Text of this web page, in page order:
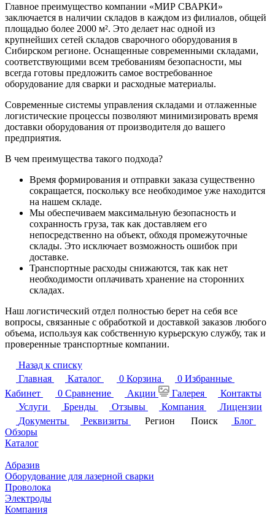
Главное преимущество компании «МИР СВАРКИ»
заключается в наличии складов в каждом из филиалов, общей
площадью более 2000 м². Это делает нас одной из
крупнейших сетей складов сварочного оборудования в
Сибирском регионе. Оснащенные современными складами,
соответствующими всем требованиям безопасности, мы
всегда готовы предложить самое востребованное
оборудование для сварки и расходные материалы.
Современные системы управления складами и отлаженные
логистические процессы позволяют минимизировать время
доставки оборудования от производителя до вашего
предприятия.
В чем преимущества такого подхода?
Время формирования и отправки заказа существенно
сокращается, поскольку все необходимое уже находится
на нашем складе.
Мы обеспечиваем максимальную безопасность и
сохранность груза, так как доставляем его
непосредственно на объект, обходя промежуточные
склады. Это исключает возможность ошибок при
доставке.
Транспортные расходы снижаются, так как нет
необходимости оплачивать хранение на сторонних
складах.
Наш логистический отдел полностью берет на себя все
вопросы, связанные с обработкой и доставкой заказов любого
объема, используя как собственную курьерскую службу, так и
проверенные транспортные компании.
Назад к списку
Главная
Каталог 0 Корзина 0 Избранные
Кабинет
0 Сравнение Акции Галерея
Контакты
Услуги
Бренды Отзывы Компания
Лицензии
Документы
Реквизиты Регион Поиск
Блог
Обзоры
Каталог
Абразив
Оборудование для лазерной сварки
Проволока
Электроды
Компания